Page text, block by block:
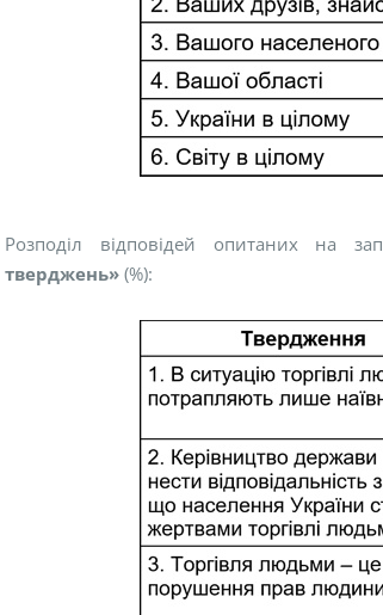
Розподіл відповідей опитаних на
тверджень» (%):